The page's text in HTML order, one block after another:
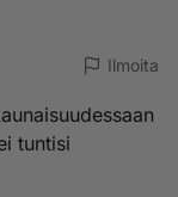
Ilmoita
tuntisi